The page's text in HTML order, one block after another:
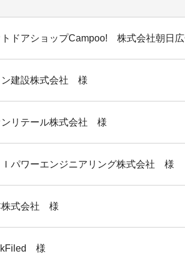
トドアショップCampoo! 株式会社朝日
ン建設株式会社 様
ンリテール株式会社 様
Ｉパワーエンジニアリング株式会社 様
株式会社 様
様